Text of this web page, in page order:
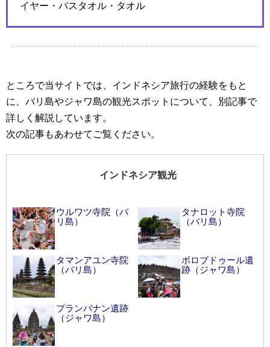
イヤー・バスタオル・タオル
ところで当サイトでは、インドネシア旅行の経験をもと
に、バリ島やジャワ島の観光スポットについて、別記事で
詳しく解説しています。
次の記事もあわせてご覧ください。
インドネシア観光
ウルワツ寺院（バ
リ島）
タナロット寺院
（バリ島）
タマンアユン寺院
（バリ島）
ボロブドゥール遺
跡（ジャワ島）
プランバナン遺跡
（ジャワ島）